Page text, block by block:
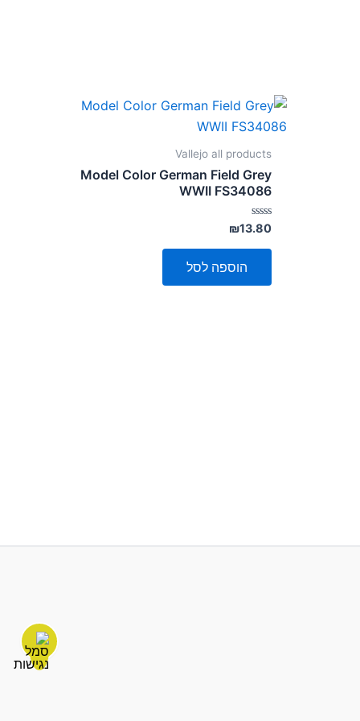
Vallejo all products
Model Color German Field Grey
WWII FS34086
דורג
0
מתוך
₪13.80
הוספה לסל